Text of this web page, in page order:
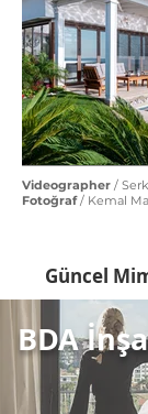
Videographer /
Fotoğraf/ Kemal
Güncel
BDA